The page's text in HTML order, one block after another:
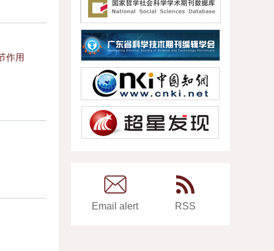
作用
Email alert RSS